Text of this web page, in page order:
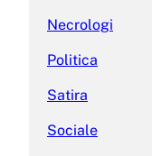
Necrologi
Politica
Satira
Sociale